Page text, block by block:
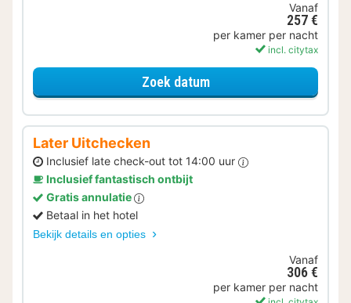
Vanaf
257 €
per kamer per nacht
incl. citytax
Zoek datumvoor Met parkeerplek
Later Uitchecken
Inclusief late check-out tot 14:00 uur
Inclusief fantastisch ontbijt
Gratis annulatie
Betaal in het hotel
Bekijk details en opties
Vanaf
306 €
per kamer per nacht